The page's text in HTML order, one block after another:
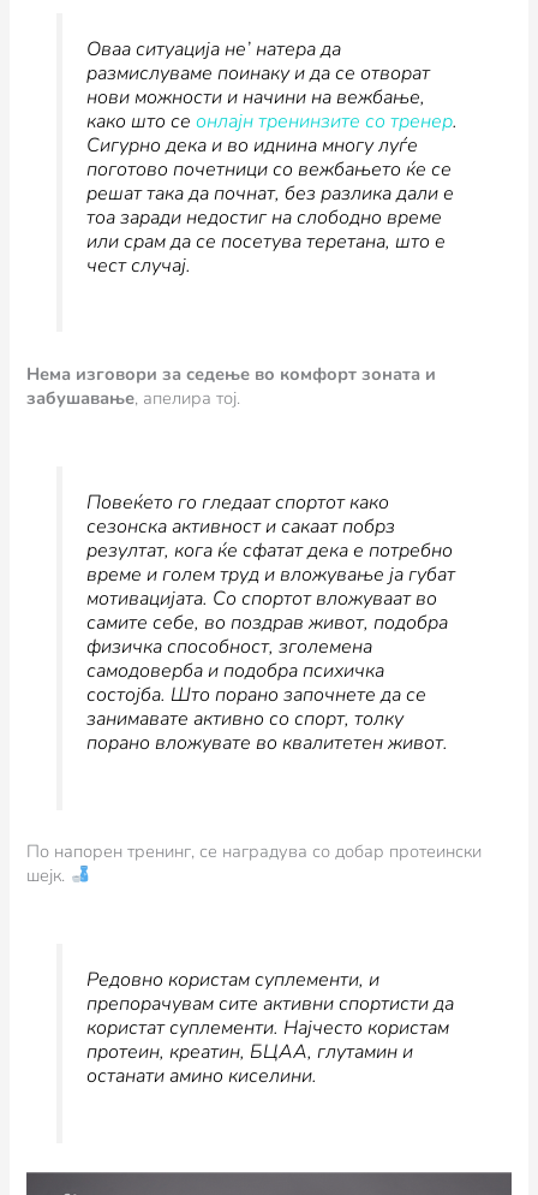
Оваа ситуација не’ натера да
размислуваме поинаку и да се отворат
нови можности и начини на вежбање,
како што се онлајн тренинзите со тренер.
Сигурно дека и во иднина многу луѓе
поготово почетници со вежбањето ќе се
решат така да почнат, без разлика дали е
тоа заради недостиг на слободно време
или срам да се посетува теретана, што е
чест случај.
Нема изговори за седење во комфорт зоната и
забушавање, апелира тој.
Повеќето го гледаат спортот како
сезонска активност и сакаат побрз
резултат, кога ќе сфатат дека е потребно
време и голем труд и вложување ја губат
мотивацијата. Со спортот вложуваат во
самите себе, во поздрав живот, подобра
физичка способност, зголемена
самодоверба и подобра психичка
состојба. Што порано започнете да се
занимавате активно со спорт, толку
порано вложувате во квалитетен живот.
По напорен тренинг, се наградува со добар протеински
шејк.
Редовно користам суплементи, и
препорачувам сите активни спортисти да
користат суплементи. Најчесто користам
протеин, креатин, БЦАА, глутамин и
останати амино киселини.